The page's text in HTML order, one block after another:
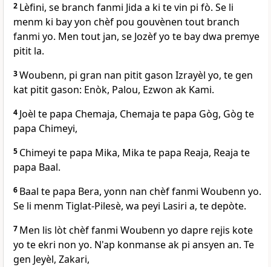
2 Lèfini, se branch fanmi Jida a ki te vin pi fò. Se li
menm ki bay yon chèf pou gouvènen tout branch
fanmi yo. Men tout jan, se Jozèf yo te bay dwa premye
pitit la.
3Woubenn, pi gran nan pitit gason Izrayèl yo, te gen
kat pitit gason: Enòk, Palou, Ezwon ak Kami.
4 Joèl te papa Chemaja, Chemaja te papa Gòg, Gòg te
papa Chimeyi,
5 Chimeyi te papa Mika, Mika te papa Reaja, Reaja te
papa Baal.
6 Baal te papa Bera, yonn nan chèf fanmi Woubenn yo.
Se li menm Tiglat-Pilesè, wa peyi Lasiri a, te depòte.
7 Men lis lòt chèf fanmi Woubenn yo dapre rejis kote
yo te ekri non yo. N'ap konmanse ak pi ansyen an. Te
gen Jeyèl, Zakari,